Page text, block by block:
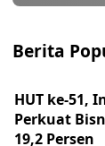
Berita
HUT ke-51,
Perkuat
19,2 Persen